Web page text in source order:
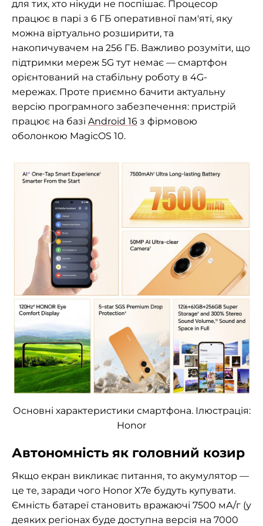
для тих, хто нікуди не поспішає. Процесор
працює в парі з 6 ГБ оперативної пам'яті, яку
можна віртуально розширити, та
накопичувачем на 256 ГБ. Важливо розуміти, що
підтримки мереж 5G тут немає — смартфон
орієнтований на стабільну роботу в 4G-
мережах. Проте приємно бачити актуальну
версію програмного забезпечення: пристрій
працює на базі Android 16 з фірмовою
оболонкою MagicOS 10.
Основні характеристики смартфона. Ілюстрація:
Honor
Автономність як головний козир
Якщо екран викликає питання, то акумулятор —
це те, заради чого Honor X7e будуть купувати.
Ємність батареї становить вражаючі 7500 мА/г (у
деяких регіонах буде доступна версія на 7000